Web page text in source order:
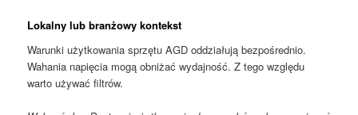
Lokalny lub branżowy kontekst
Warunki użytkowania sprzętu AGD oddziałują bezpośrednio.
Wahania napięcia mogą obniżać wydajność. Z tego względu
warto używać filtrów.